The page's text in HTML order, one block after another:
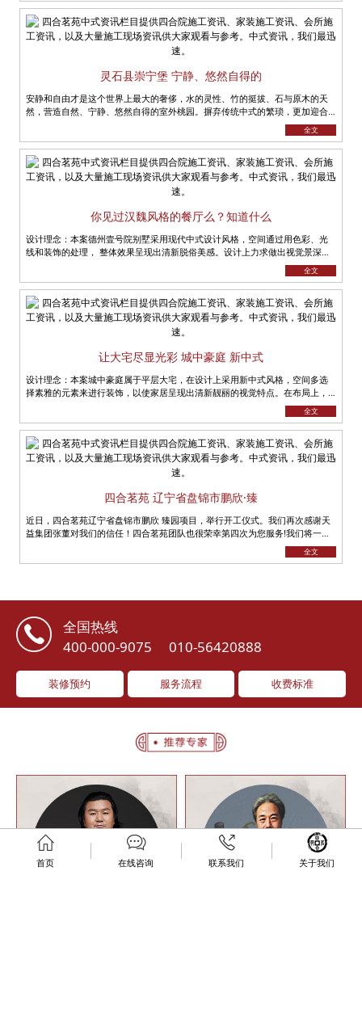
灵石县崇宁堡 宁静、悠然自得的
安静和自由才是这个世界上最大的奢侈，水的灵性、竹的挺拔、石与原木的天
然，营造自然、宁静、悠然自得的室外桃园。摒弃传统中式的繁琐，更加迎合
全文
你见过汉魏风格的餐厅么？知道什么
设计理念：本案德州壹号院别墅采用现代中式设计风格，空间通过用色彩、光
线和装饰的处理， 整体效果呈现出清新脱俗美感。设计上力求做出视觉景深的
全文
让大宅尽显光彩 城中豪庭 新中式
设计理念：本案城中豪庭属于平层大宅，在设计上采用新中式风格，空间多选
择素雅的元素来进行装饰，以使家居呈现出清新靓丽的视觉特点。在布局上，
全文
四合茗苑 辽宁省盘锦市鹏欣·臻
近日，四合茗苑辽宁省盘锦市鹏欣 臻园项目，举行开工仪式。我们再次感谢天
益集团张董对我们的信任！四合茗苑团队也很荣幸第四次为您服务!我们将一如
全文
全国热线
400-000-9075
010-56420888
装修预约 服务流程 收费标准
首页 在线咨询 联系我们 关于我们